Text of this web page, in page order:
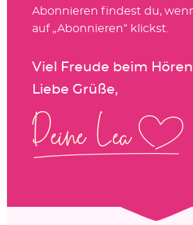
Abonnieren findest du,
auf „Abonnieren“ klickst.
Viel Freude beim Hören
Liebe Grüße,